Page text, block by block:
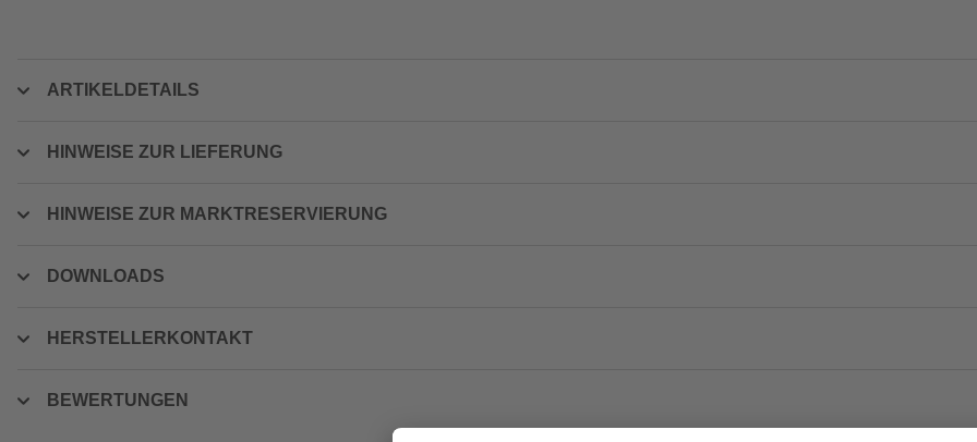
ARTIKELDETAILS
HINWEISE ZUR LIEFERUNG
HINWEISE ZUR MARKTRESERVIERUNG
DOWNLOADS
HERSTELLERKONTAKT
BEWERTUNGEN